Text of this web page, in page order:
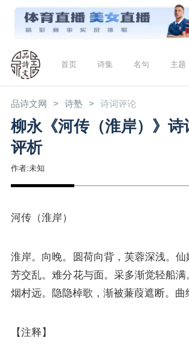
首页 诗集 名句 主题
品诗文网 诗塾 诗词评论
柳永《河传（淮岸）》诗
评析
作者:未知
河传（淮岸）
淮岸。向晚。圆荷向背，芙蓉深浅。
芳交乱。难分花与面。采多渐觉轻船
烟村远。隐隐棹歌，渐被蒹葭遮断。曲
【注释】